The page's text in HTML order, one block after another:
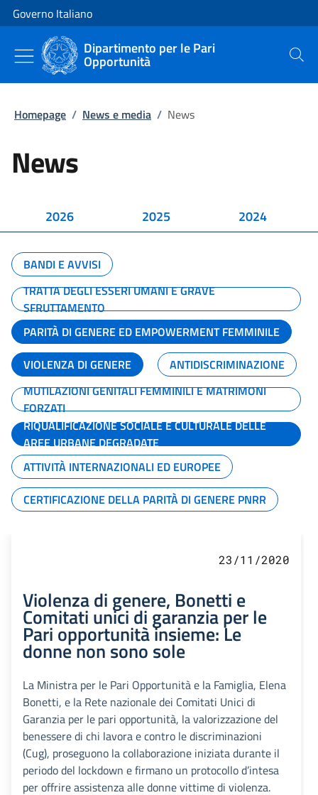
Vai al contenuto
Vai alla navigazione del sito
Governo Italiano
Dipartimento per le Pari
Opportunità Cerca
Homepage / News e media / News
News
2026 2025 2024
BANDI E AVVISI
TRATTA DEGLI ESSERI UMANI E GRAVE
SFRUTTAMENTO
PARITÀ DI GENERE ED EMPOWERMENT FEMMINILE
VIOLENZA DI GENERE
ANTIDISCRIMINAZIONE
MUTILAZIONI GENITALI FEMMINILI E MATRIMONI
FORZATI
RIQUALIFICAZIONE SOCIALE E CULTURALE DELLE
AREE URBANE DEGRADATE
ATTIVITÀ INTERNAZIONALI ED EUROPEE
CERTIFICAZIONE DELLA PARITÀ DI GENERE PNRR
23/11/2020
Violenza di genere, Bonetti e
Comitati unici di garanzia per le
Pari opportunità insieme: Le
donne non sono sole
La Ministra per le Pari Opportunità e la Famiglia, Elena
Bonetti, e la Rete nazionale dei Comitati Unici di
Garanzia per le pari opportunità, la valorizzazione del
benessere di chi lavora e contro le discriminazioni
(Cug), proseguono la collaborazione iniziata durante il
periodo del lockdown e firmano un protocollo d’intesa
per offrire assistenza alle donne vittime di violenza.